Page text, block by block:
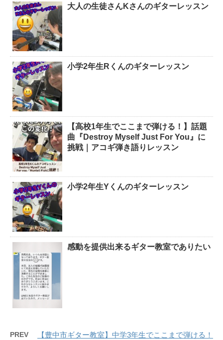
大人の生徒さんKさんのギターレッスン
小学2年生Rくんのギターレッスン
【高校1年生でここまで弾ける！】話題
曲『Destroy Myself Just For You』に
挑戦｜アコギ弾き語りレッスン
小学2年生Yくんのギターレッスン
感動を提供出来るギター教室でありたい
PREV
【豊中市ギター教室】中学3年生でここまで弾ける！